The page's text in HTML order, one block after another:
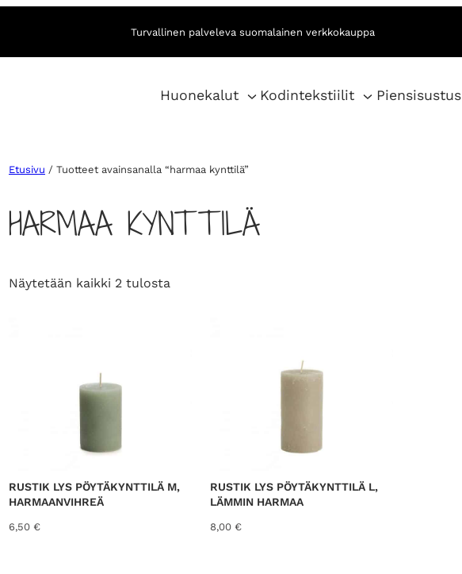
Turvallinen palveleva suomalainen verkkokauppa
Huonekalut Kodintekstiilit Piensisustus
Etusivu / Tuotteet avainsanalla “harmaa kynttilä”
HARMAA KYNTTILÄ
Näytetään kaikki 2 tulosta
e
RUSTIK LYS PÖYTÄKYNTTILÄ M,
HARMAANVIHREÄ
6,50 €
RUSTIK LYS PÖYTÄKYNTTILÄ L,
LÄMMIN HARMAA
8,00 €